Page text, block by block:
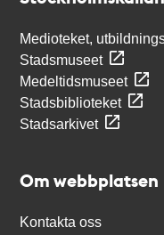
Medioteket,
Stadsmuseet
Medeltidsmuseet
Stadsbiblioteket
Stadsarkivet
Om webbplatsen
Kontakta oss